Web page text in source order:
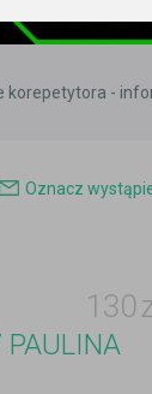
korepetytora -
Oznacz
130